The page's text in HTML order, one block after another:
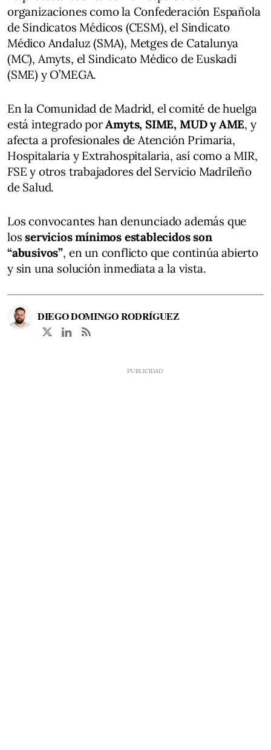
organizaciones como la Confederación Española
de Sindicatos Médicos (CESM), el Sindicato
Médico Andaluz (SMA), Metges de Catalunya
(MC), Amyts, el Sindicato Médico de Euskadi
(SME) y O’MEGA.
En la Comunidad de Madrid, el comité de huelga
está integrado porAmyts, SIME, MUD y AME, y
afecta a profesionales de Atención Primaria,
Hospitalaria y Extrahospitalaria, así como a MIR,
FSE y otros trabajadores del Servicio Madrileño
de Salud.
Los convocantes han denunciado además que
losservicios mínimos establecidos son
“abusivos”, en un conflicto que continúa abierto
y sin una solución inmediata a la vista.
DIEGO DOMINGO RODRÍGUEZ